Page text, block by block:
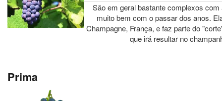
São em geral bastante complexos
muito bem com o passar dos anos.
Champagne, França, e faz parte do
que irá resultar no
Prima